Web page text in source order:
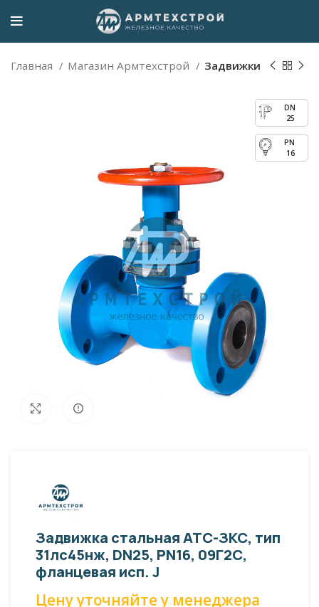
Главная Магазин Армтехстрой Задвижки
25
16
Увеличить
Задвижка стальная АТС-ЗКС, тип
31лс45нж, DN25, PN16, 09Г2С,
фланцевая исп. J
Цену уточняйте у менеджера